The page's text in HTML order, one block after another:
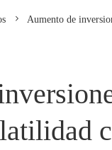
Aumento de